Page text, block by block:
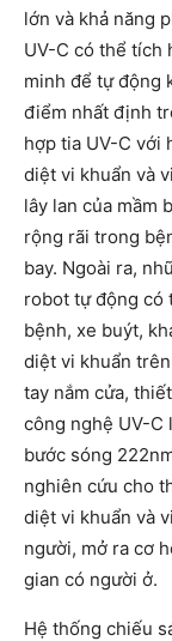
lớn và khả năng
UV-C có thể tích
minh để tự động
điểm nhất định
hợp tia UV-C với
diệt vi khuẩn và
lây lan của mầm
rộng rãi trong
bay. Ngoài ra,
robot tự động có
bệnh, xe buýt,
diệt vi khuẩn
tay nắm cửa,
công nghệ UV-C
bước sóng
nghiên cứu cho
diệt vi khuẩn và
người, mở ra cơ
gian có người ở.
Hệ thống chiếu